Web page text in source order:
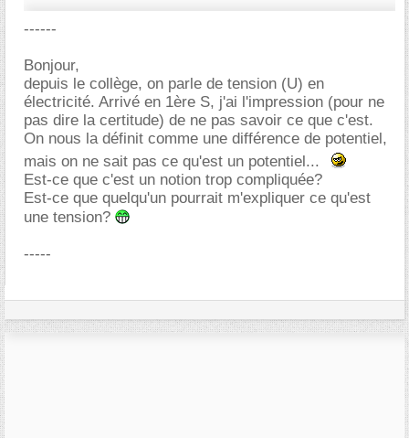
------
Bonjour,
depuis le collège, on parle de tension (U) en
électricité. Arrivé en 1ère S, j'ai l'impression (pour ne
pas dire la certitude) de ne pas savoir ce que c'est.
On nous la définit comme une différence de potentiel,
mais on ne sait pas ce qu'est un potentiel...
Est-ce que c'est un notion trop compliquée?
Est-ce que quelqu'un pourrait m'expliquer ce qu'est
une tension?
-----